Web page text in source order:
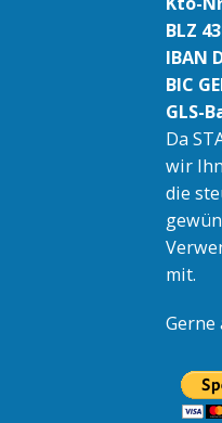
BLZ
IBAN
BIC
GLS-
Da
wir
die
mit.
Gerne